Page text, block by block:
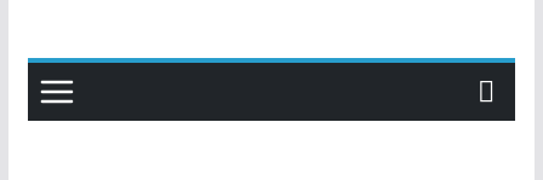
content